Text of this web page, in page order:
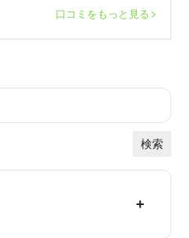
口コミをもっと見る
検索